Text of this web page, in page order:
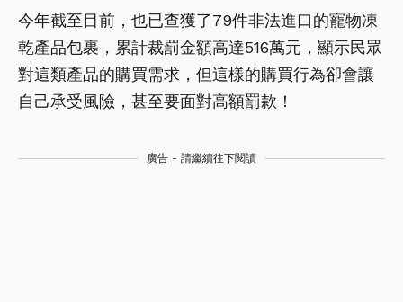
今年截至目前，也已查獲了79件非法進口的寵物凍
乾產品包裹，累計裁罰金額高達516萬元，顯示民眾
對這類產品的購買需求，但這樣的購買行為卻會讓
自己承受風險，甚至要面對高額罰款！
廣告 - 請繼續往下閱讀